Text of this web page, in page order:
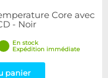
Core avec
- Noir
En stock
Expédition immédiate
panier